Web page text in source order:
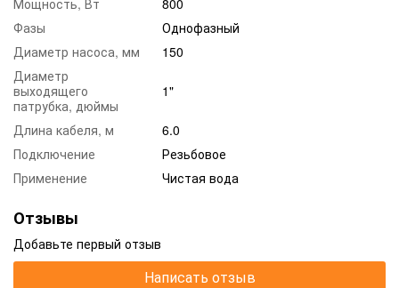
Фазы
Однофазный
Диаметр насоса, мм
150
Диаметр
выходящего
патрубка, дюймы
1"
Длина кабеля, м
6.0
Подключение
Резьбовое
Применение
Чистая вода
Отзывы
Добавьте первый отзыв
Написать отзыв